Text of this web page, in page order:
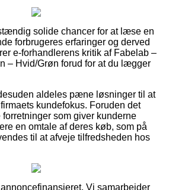
solide chancer for at læse en
forbrugeres erfaringer og derved
e-forhandlerens kritik af Fabelab –
– Hvid/Grøn forud for at du lægger
aldeles pæne løsninger til at
kundefokus. Foruden det
som giver kunderne
en omtale af deres køb, som på
til at afveje tilfredsheden hos
Vi samarbejder